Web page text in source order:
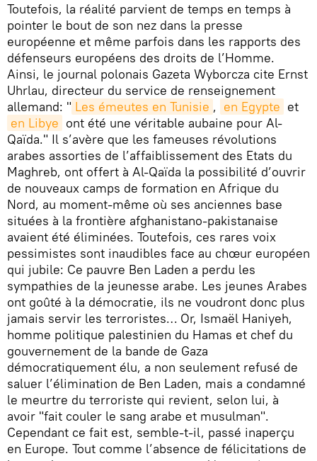
Toutefois, la réalité parvient de temps en temps à
pointer le bout de son nez dans la presse
européenne et même parfois dans les rapports des
défenseurs européens des droits de l’Homme.
Ainsi, le journal polonais Gazeta Wyborcza cite Ernst
Uhrlau, directeur du service de renseignement
allemand: " Les émeutes en Tunisie , en Egypte et
en Libye ont été une véritable aubaine pour Al-
Qaïda." Il s’avère que les fameuses révolutions
arabes assorties de l’affaiblissement des Etats du
Maghreb, ont offert à Al-Qaïda la possibilité d’ouvrir
de nouveaux camps de formation en Afrique du
Nord, au moment-même où ses anciennes base
situées à la frontière afghanistano-pakistanaise
avaient été éliminées. Toutefois, ces rares voix
pessimistes sont inaudibles face au chœur européen
qui jubile: Ce pauvre Ben Laden a perdu les
sympathies de la jeunesse arabe. Les jeunes Arabes
ont goûté à la démocratie, ils ne voudront donc plus
jamais servir les terroristes… Or, Ismaël Haniyeh,
homme politique palestinien du Hamas et chef du
gouvernement de la bande de Gaza
démocratiquement élu, a non seulement refusé de
saluer l’élimination de Ben Laden, mais a condamné
le meurtre du terroriste qui revient, selon lui, à
avoir "fait couler le sang arabe et musulman".
Cependant ce fait est, semble-t-il, passé inaperçu
en Europe. Tout comme l’absence de félicitations de